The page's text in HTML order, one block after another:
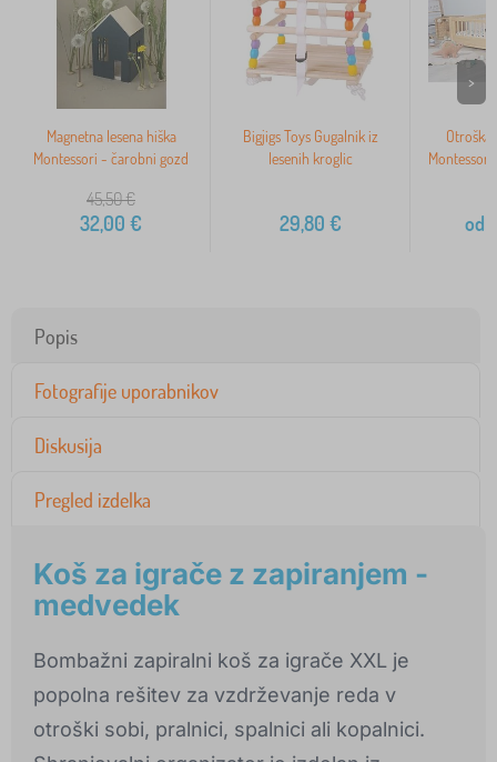
Magnetna lesena hiška
Montessori - čarobni gozd
45,50€
32,00 €
Bigjigs Toys Gugalnik iz
lesenih kroglic
29,80 €
Otroška
od
>
Popis
Fotografije uporabnikov
Diskusija
Pregled izdelka
Koš za igrače z zapiranjem -
medvedek
Bombažni zapiralni koš za igrače XXL je
popolna rešitev za vzdrževanje reda v
otroški sobi, pralnici, spalnici ali kopalnici.